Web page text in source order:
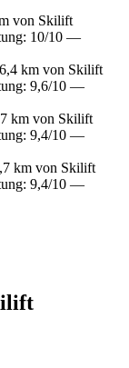
von Skilift
10/10 —
km von Skilift
9,6/10 —
km von Skilift
9,4/10 —
km von Skilift
9,4/10 —